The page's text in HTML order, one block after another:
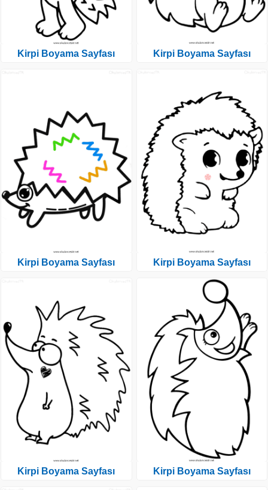
Kirpi Boyama Sayfası
Kirpi Boyama Sayfası
Kirpi Boyama Sayfası
Kirpi Boyama Sayfası
Kirpi Boyama Sayfası
Kirpi Boyama Sayfası